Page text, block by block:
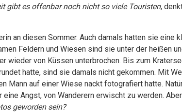
gibt es offenbar noch nicht so viele Touristen,
an diesen Sommer. Auch damals hatten sie eine
Feldern und Wiesen sind sie unter der heißen
wieder von Küssen unterbrochen. Bis zum
hatte, sind sie damals nicht gekommen. Mit
Mann auf einer Wiese nackt fotografiert hatte.
Angst, von Wanderern erwischt zu werden.
geworden sein?